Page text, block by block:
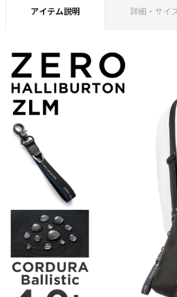
アイテム説明 詳細・サイ